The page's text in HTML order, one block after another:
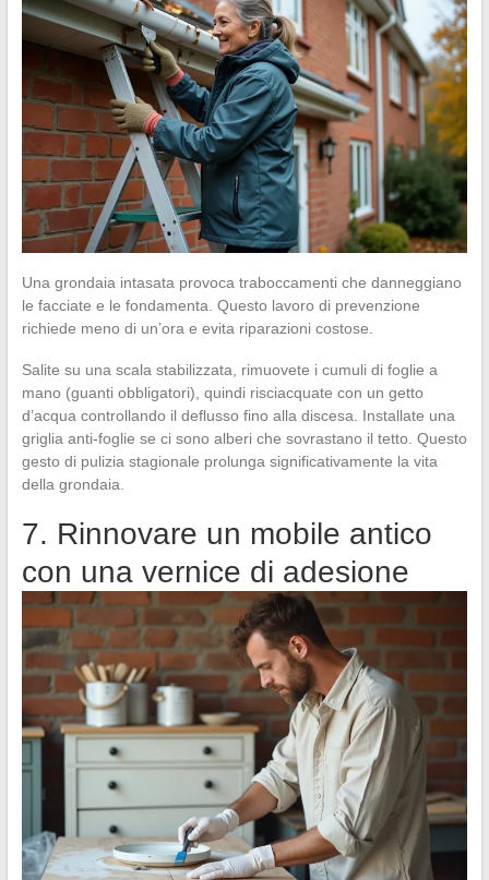
Una grondaia intasata provoca traboccamenti che danneggiano
le facciate e le fondamenta. Questo lavoro di prevenzione
richiede meno di un’ora e evita riparazioni costose.
Salite su una scala stabilizzata, rimuovete i cumuli di foglie a
mano (guanti obbligatori), quindi risciacquate con un getto
d’acqua controllando il deflusso fino alla discesa. Installate una
griglia anti-foglie se ci sono alberi che sovrastano il tetto. Questo
gesto di pulizia stagionale prolunga significativamente la vita
della grondaia.
7. Rinnovare un mobile antico
con una vernice di adesione